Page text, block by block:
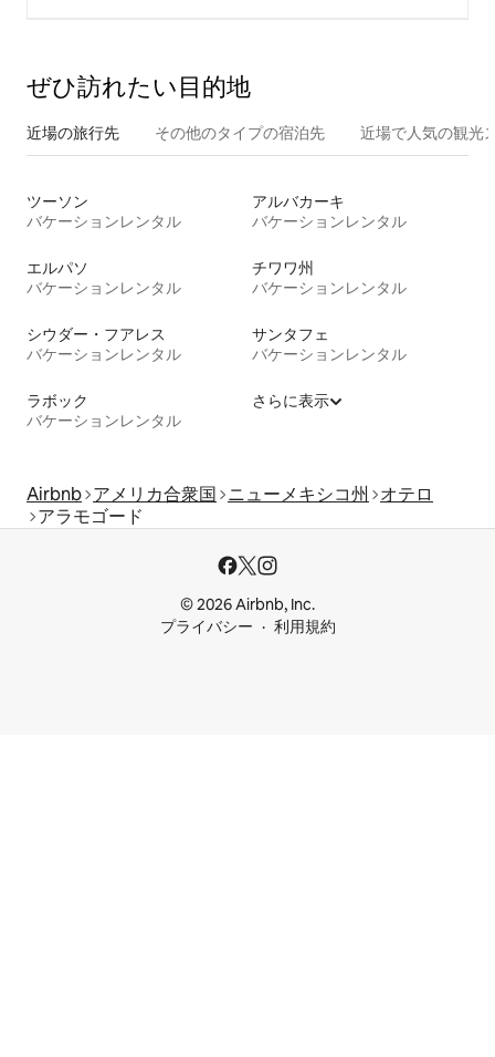
ぜひ訪⁠れ⁠た⁠い目⁠的⁠地
近場の旅行先 その他のタ⁠イ⁠プ⁠の宿⁠泊⁠先 近場で人気の観光
ツーソン
バケーションレンタル
アルバカーキ
バケーションレンタル
エルパソ
バケーションレンタル
チワワ州
バケーションレンタル
シウダー・フアレス
バケーションレンタル
サンタフェ
バケーションレンタル
ラボック
バケーションレンタル
さらに表示
Airbnb アメリカ合衆国 ニューメキシコ州
オテロ
アラモゴード
© 2026 Airbnb, Inc.
プライバシー
利用規約